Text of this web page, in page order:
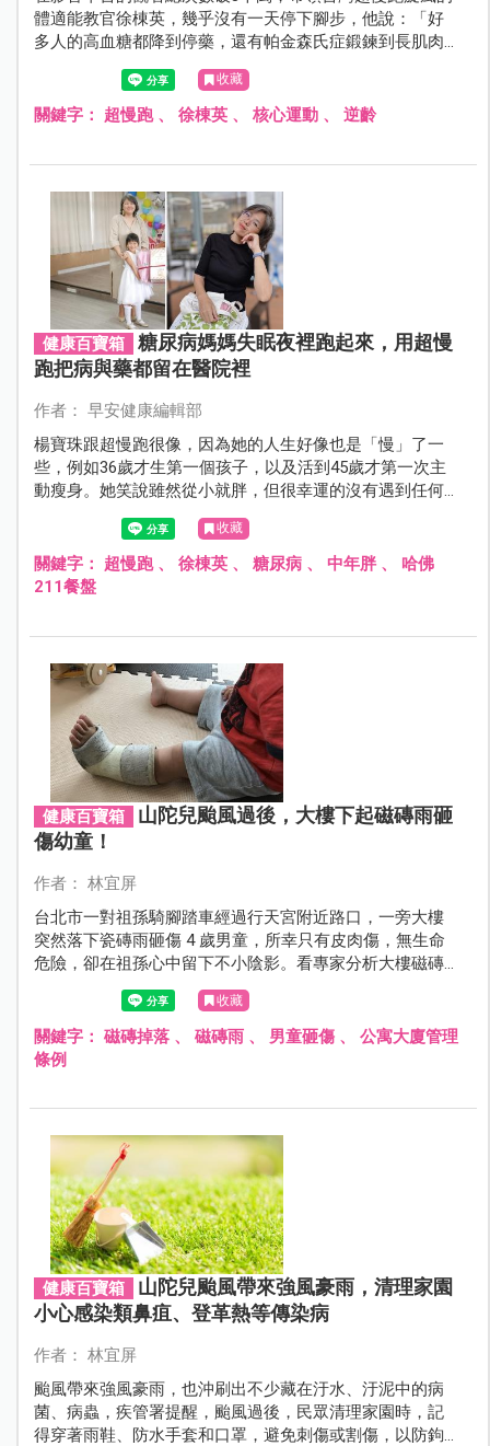
體適能教官徐棟英，幾乎沒有一天停下腳步，他說：「好
多人的高血糖都降到停藥，還有帕金森氏症鍛鍊到長肌肉
出國旅遊，88歲也能長肌肉不用靠家人照顧……，這些發生
在學生身上的真實故事，很多人我完全沒見過面，只透過
線上課程或是網路就能學習超慢跑，只要能堅持跑下去
收藏
關鍵字： 超慢跑、 徐棟英、 核心運動、 逆齡
健康百寶箱
糖尿病媽媽失眠夜裡跑起來，用超慢
跑把病與藥都留在醫院裡
作者： 早安健康編輯部
楊寶珠跟超慢跑很像，因為她的人生好像也是「慢」了一
些，例如36歲才生第一個孩子，以及活到45歲才第一次主
動瘦身。她笑說雖然從小就胖，但很幸運的沒有遇到任何
霸凌的經歷，是個快樂的小胖子。有多胖？身高164公分的
她，最高記錄曾在30多歲時胖到127公斤。
收藏
關鍵字： 超慢跑、 徐棟英、 糖尿病、 中年胖、 哈佛
211餐盤
健康百寶箱
山陀兒颱風過後，大樓下起磁磚雨砸
傷幼童！
作者： 林宜屏
台北市一對祖孫騎腳踏車經過行天宮附近路口，一旁大樓
突然落下瓷磚雨砸傷 4 歲男童，所幸只有皮肉傷，無生命
危險，卻在祖孫心中留下不小陰影。看專家分析大樓磁磚
剝落原因，才能防範未然。
收藏
關鍵字： 磁磚掉落、 磁磚雨、 男童砸傷、 公寓大廈管理
條例
健康百寶箱
山陀兒颱風帶來強風豪雨，清理家園
小心感染類鼻疽、登革熱等傳染病
作者： 林宜屏
颱風帶來強風豪雨，也沖刷出不少藏在汙水、汙泥中的病
菌、病蟲，疾管署提醒，颱風過後，民眾清理家園時，記
得穿著雨鞋、防水手套和口罩，避免刺傷或割傷，以防鉤